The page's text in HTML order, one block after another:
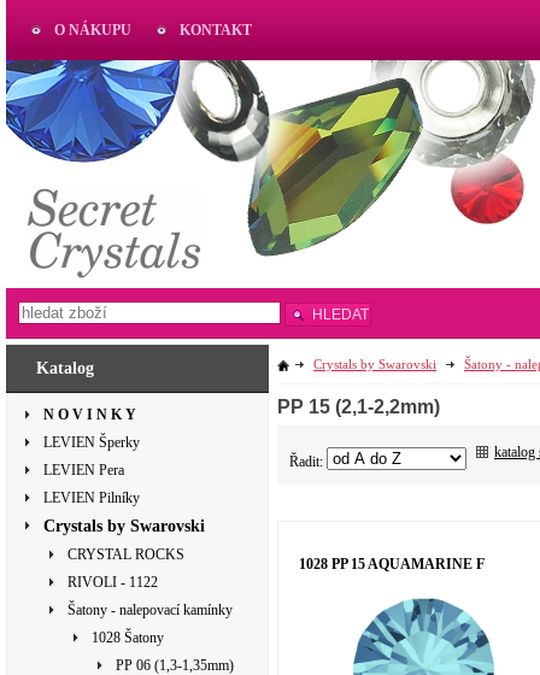
Katalog
N O V I N K Y
LEVIEN Šperky
LEVIEN Pera
LEVIEN Pilníky
Crystals by Swarovski
CRYSTAL ROCKS
RIVOLI - 1122
Šatony - nalepovací kamínky
1028 Šatony
PP 06 (1,3-1,35mm)
Crystals by Swarovski Šatony -
PP 15 (2,1-2,2mm)
Řadit:
katalog
1028 PP 15 AQUAMARINE F
O NÁKUPU KONTAKT
AKTUAL
www.aktual-koralky.cz
HLEDAT